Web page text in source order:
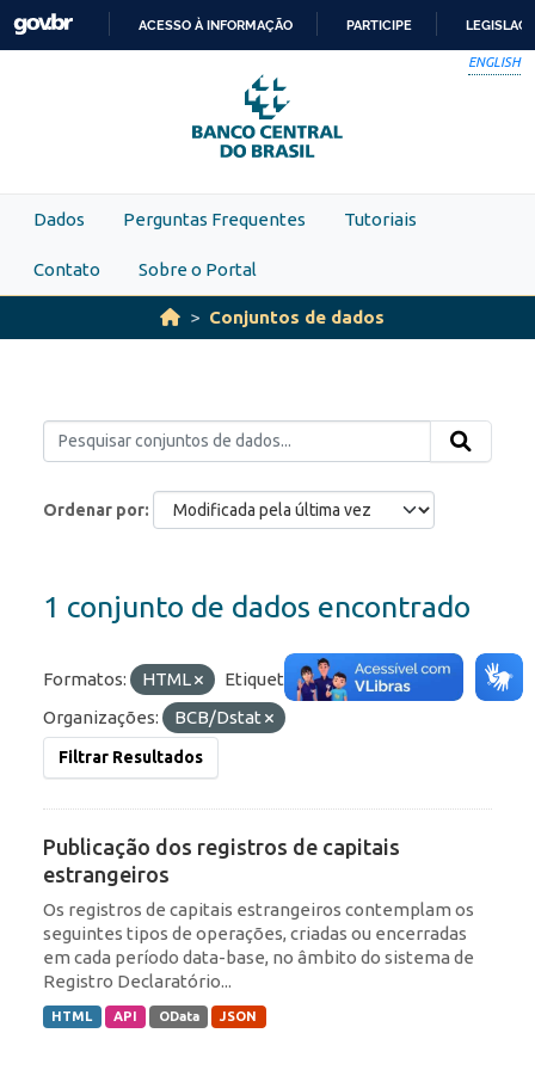
Skip to main content
PARA
O
CONTEÚDO
ACESSO À INFORMAÇÃO PARTICIPE
ENGLISH
Dados Perguntas Frequentes Tutoriais
Contato Sobre o Portal
Conjuntos de dados
Ordenar por
1 conjunto de dados encontrado
Formatos: HTML Etiquetas: RDE
ROF
Organizações:
BCB/Dstat
Filtrar Resultados
Publicação dos registros de capitais
estrangeiros
Os registros de capitais estrangeiros contemplam os
seguintes tipos de operações, criadas ou encerradas
em cada período data-base, no âmbito do sistema de
Registro Declaratório...
HTML API OData JSON